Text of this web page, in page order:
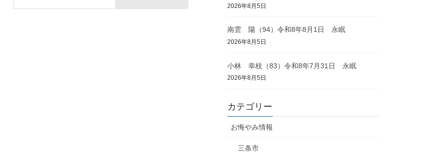
2026年8月5日
南雲 陽（94）令和8年8月1日 永眠
2026年8月5日
小林 幸枝（83）令和8年7月31日 永眠
2026年8月5日
カテゴリー
お悔やみ情報
三条市